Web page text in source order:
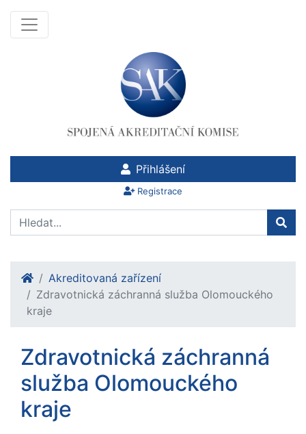
Přihlášení
Registrace
Akreditovaná zařízení
Zdravotnická záchranná služba Olomouckého
kraje
Zdravotnická záchranná
služba Olomouckého
kraje